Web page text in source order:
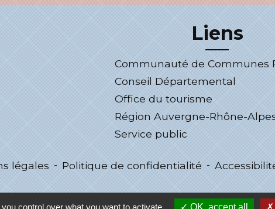
Liens
Communauté de Communes
Conseil Départemental
Office du tourisme
Région Auvergne-Rhône-
Service public
légales - Politique de confidentialité -
control over what you want to activate OK, accept all